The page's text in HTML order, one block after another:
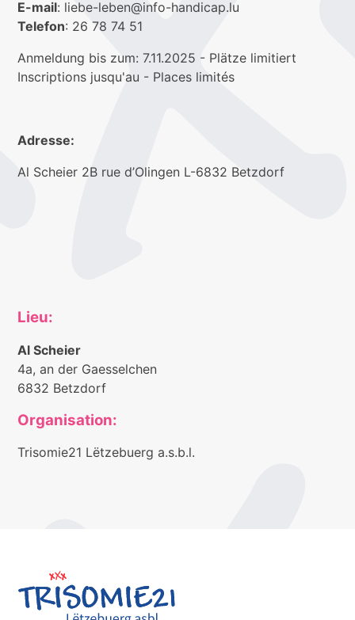
E-mail: liebe-leben@info-handicap.lu
Telefon: 26 78 74 51
Anmeldung bis zum: 7.11.2025 - Plätze limitiert
Inscriptions jusqu'au - Places limités
Adresse:
Al Scheier 2B rue d’Olingen L-6832 Betzdorf
Lieu:
Al Scheier
4a, an der Gaesselchen
6832 Betzdorf
Organisation:
Trisomie21 Lëtzebuerg a.s.b.l.